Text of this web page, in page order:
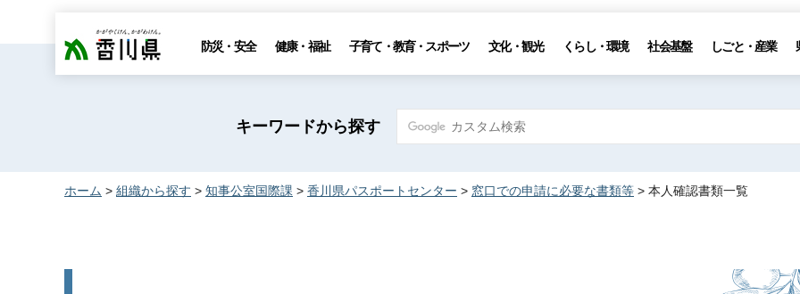
香川県 防災・安全 健康・福祉 子育て・教育・スポーツ 文化・観光 くらし・環境 社会基盤 しごと・産業
キーワードから探す
ホーム > 組織から探す > 知事公室国際課 > 香川県パスポートセンター > 窓口での申請に必要な書類等 > 本人確認書類一覧